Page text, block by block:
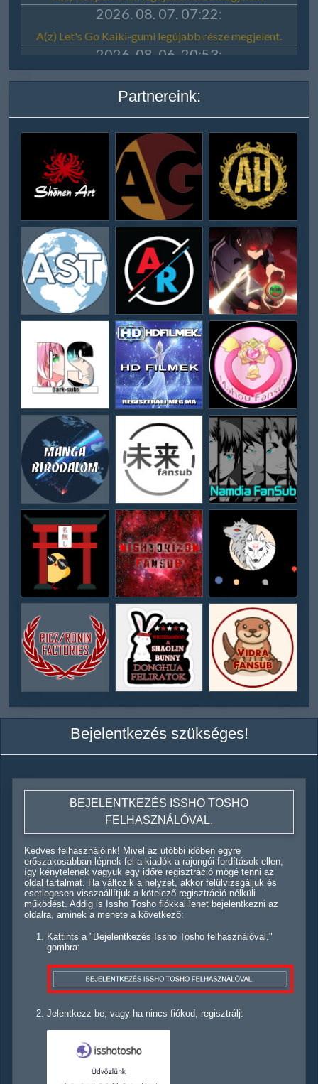
Partnereink:
Bejelentkezés szükséges!
BEJELENTKEZÉS ISSHO TOSHO
FELHASZNÁLÓVAL.
Kedves felhasználóink! Mivel az utóbbi időben egyre
erőszakosabban lépnek fel a kiadók a rajongói fordítások ellen,
így kénytelenek vagyuk egy időre regisztráció mögé tenni az
oldal tartalmát. Ha változik a helyzet, akkor felülvizsgáljuk és
esetlegesen visszaállítjuk a kötelező regisztráció nélküli
működést. Addig is Issho Tosho fiókkal lehet bejelentkezni az
oldalra, aminek a menete a következő:
Kattints a "Bejelentkezés Issho Tosho felhasználóval."
gombra:
Jelentkezz be, vagy ha nincs fiókod, regisztrálj: